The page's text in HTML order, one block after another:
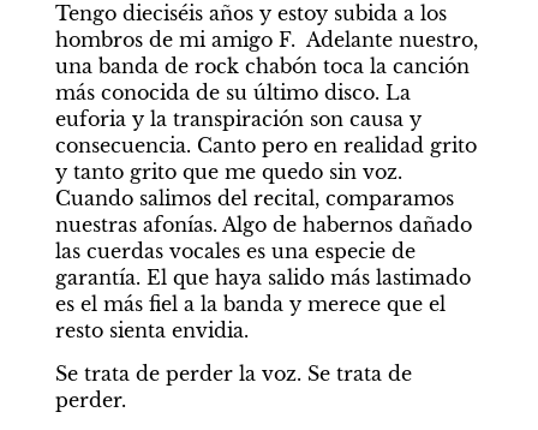
Tengo dieciséis años y estoy subida a los
hombros de mi amigo F.  Adelante nuestro,
una banda de rock chabón toca la canción
más conocida de su último disco. La
euforia y la transpiración son causa y
consecuencia. Canto pero en realidad grito
y tanto grito que me quedo sin voz.
Cuando salimos del recital, comparamos
nuestras afonías. Algo de habernos dañado
las cuerdas vocales es una especie de
garantía. El que haya salido más lastimado
es el más fiel a la banda y merece que el
resto sienta envidia.
Se trata de perder la voz. Se trata de
perder.